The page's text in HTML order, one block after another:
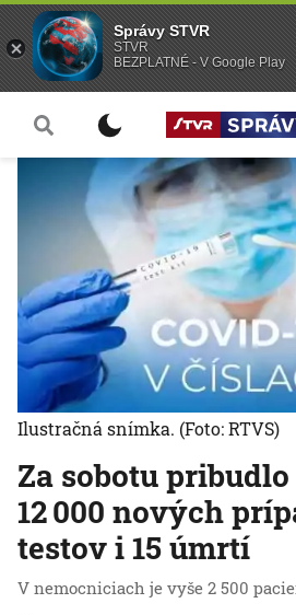
Za sobotu
12 000 nových
testov i 15 úmrtí
V nemocniciach je vyše 2 500
Ilustračná snímka. (Foto: RTVS)
Správy STVR
STVR
BEZPLATNÉ - V Google Play